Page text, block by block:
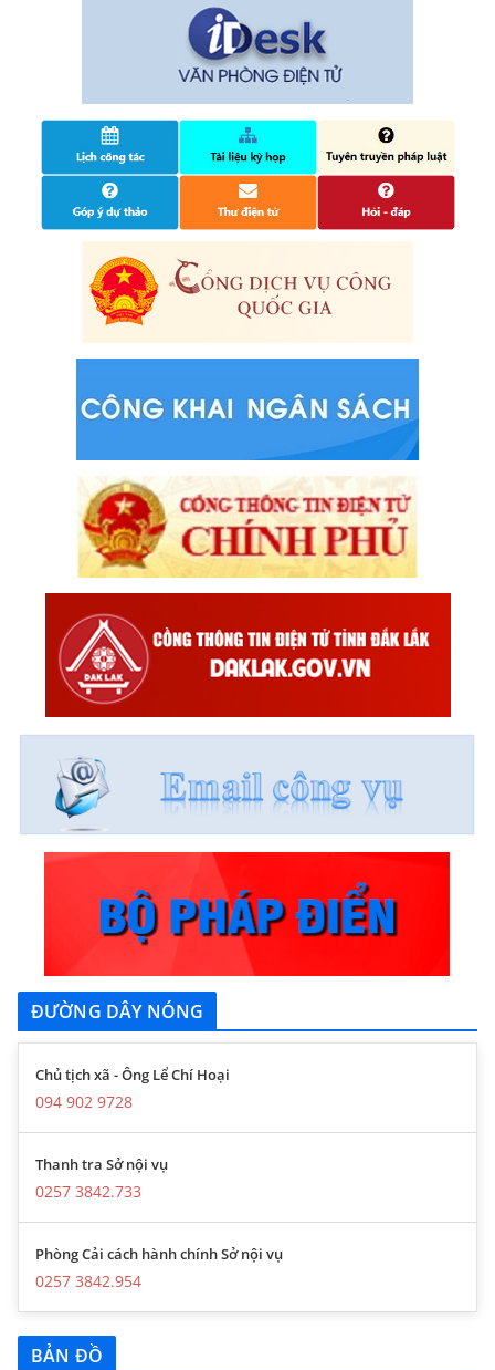
điện tử, khai sinh, cấp thẻ bảo hiểm y tế trẻ em dưới 6
tuổi, đăng ký tạm trú
25/06/2024
ĐƯỜNG DÂY NÓNG
Chủ tịch xã - Ông Lể Chí Hoại
094 902 9728
Thanh tra Sở nội vụ
0257 3842.733
Phòng Cải cách hành chính Sở nội vụ
0257 3842.954
BẢN ĐỒ